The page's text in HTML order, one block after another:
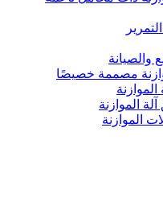
والصيانة
مصممة خصيصًا
الموازنة
الموازنة